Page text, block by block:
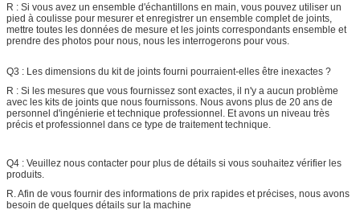
R : Si vous avez un ensemble d'échantillons en main, vous pouvez utiliser un
pied à coulisse pour mesurer et enregistrer un ensemble complet de joints,
mettre toutes les données de mesure et les joints correspondants ensemble et
prendre des photos pour nous, nous les interrogerons pour vous.
Q3 : Les dimensions du kit de joints fourni pourraient-elles être inexactes ?
R : Si les mesures que vous fournissez sont exactes, il n'y a aucun problème
avec les kits de joints que nous fournissons. Nous avons plus de 20 ans de
personnel d'ingénierie et technique professionnel. Et avons un niveau très
précis et professionnel dans ce type de traitement technique.
Q4 : Veuillez nous contacter pour plus de détails si vous souhaitez vérifier les
produits.
R. Afin de vous fournir des informations de prix rapides et précises, nous avons
besoin de quelques détails sur la machine